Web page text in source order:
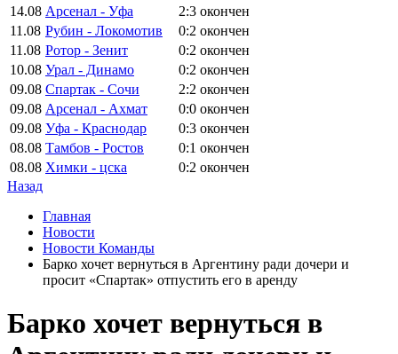
14.08 Арсенал - Уфа 2:3 окончен
11.08 Рубин - Локомотив 0:2 окончен
11.08 Ротор - Зенит 0:2 окончен
10.08 Урал - Динамо 0:2 окончен
09.08 Спартак - Сочи 2:2 окончен
09.08 Арсенал - Ахмат 0:0 окончен
09.08 Уфа - Краснодар 0:3 окончен
08.08 Тамбов - Ростов 0:1 окончен
08.08 Химки - цска 0:2 окончен
Назад
Главная
Новости
Новости Команды
Барко хочет вернуться в Аргентину ради дочери и
просит «Спартак» отпустить его в аренду
Барко хочет вернуться в